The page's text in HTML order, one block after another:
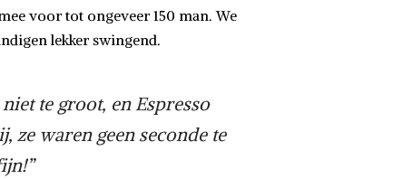
voor tot ongeveer 150 man. We
lekker swingend.
te groot, en Espresso
ze waren geen seconde te